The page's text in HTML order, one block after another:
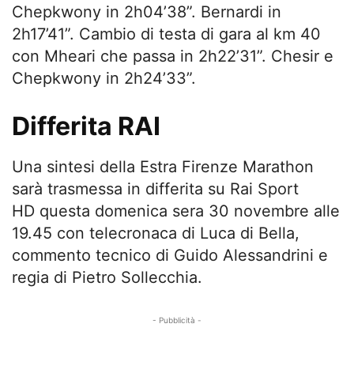
Chepkwony in 2h04’38”. Bernardi in
2h17’41”. Cambio di testa di gara al km 40
con Mheari che passa in 2h22’31”. Chesir e
Chepkwony in 2h24’33”.
Differita RAI
Una sintesi della Estra Firenze Marathon
sarà trasmessa in differita su Rai Sport
HD questa domenica sera 30 novembre alle
19.45 con telecronaca di Luca di Bella,
commento tecnico di Guido Alessandrini e
regia di Pietro Sollecchia.
- Pubblicità -